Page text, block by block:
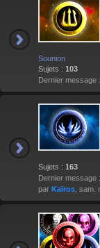
Sounion
Sujets : 103
Dernier message :
Sujets : 163
Dernier message :
par Kaïros ,